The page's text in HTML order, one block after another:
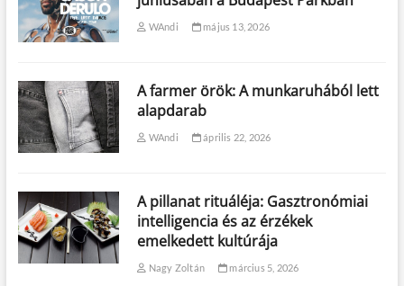
WAndi május 13, 2026
A farmer örök: A munkaruhából lett
alapdarab
WAndi április 22, 2026
A pillanat rituáléja: Gasztronómiai
intelligencia és az érzékek
emelkedett kultúrája
Nagy Zoltán március 5, 2026